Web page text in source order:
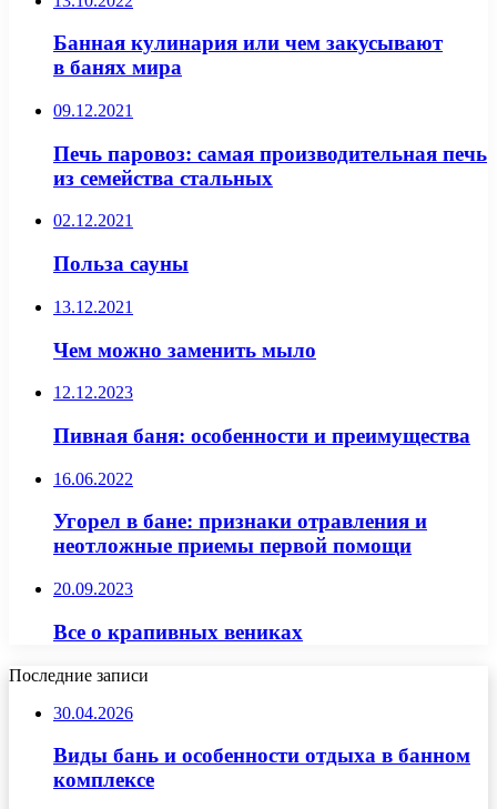
Банная кулинария или чем закусывают
в банях мира
09.12.2021
Печь паровоз: самая производительная печь
из семейства стальных
02.12.2021
Польза сауны
13.12.2021
Чем можно заменить мыло
12.12.2023
Пивная баня: особенности и преимущества
16.06.2022
Угорел в бане: признаки отравления и
неотложные приемы первой помощи
20.09.2023
Все о крапивных вениках
Последние записи
30.04.2026
Виды бань и особенности отдыха в банном
комплексе